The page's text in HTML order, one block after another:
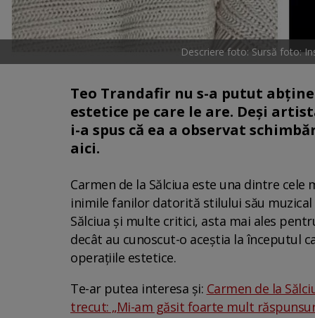
Descriere foto: Sursă foto:
Teo Trandafir nu s-a putut
estetice pe care le are. Deși
i-a spus că ea a observat
aici.
Carmen de la Sălciua este una dintre
inimile fanilor datorită stilului său muzical
Sălciua și multe critici, asta mai ales
decât au cunoscut-o aceștia la începutul
operațiile estetice.
Te-ar putea interesa și: Carmen de la
trecut: „Mi-am găsit foarte mult